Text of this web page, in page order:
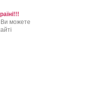
можете